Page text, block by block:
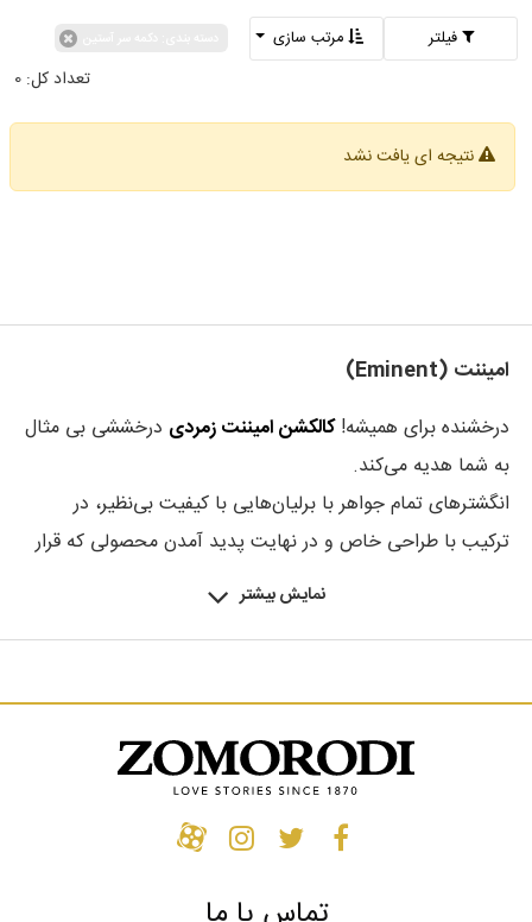
فیلتر
تعداد کل: 0
نتیجه ای یافت نشد
امیننت (Eminent)
درخشنده برای همیشه!کالکشن امیننت زمردی درخششی بی مثال
به شما هدیه می‌کند.
انگشترهای تمام جواهر با برلیان‌هایی با کیفیت بی‌نظیر، در
ترکیب با طراحی خاص و در نهایت پدید آمدن محصولی که قرار
است سال‌‌ها بدرخشد و هیچگاه خسته‌کننده و قدیمی نشود و به
درخششی خیره‌کننده و نهایت ظرافت و دقت در طراحی و ساخت
اولین چیزی است که با دیدنمحصولات کالکشن امیننت
شما را جلب خواهد کرد.کالکشن امیننت زمردیبرای اولین در
امیننت مجموعه انگشترهایی با سنگ‌های قیمتی، برش و رنگ
نمایش بیشتر